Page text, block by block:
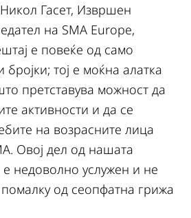
Гасет, Извршен
на SMA Europe,
е повеќе од само
тој е моќна алатка
претставува можност да
активности и да се
на возрасните лица
Овој дел од нашата
недоволно услужен и не
од сеопфатна грижа